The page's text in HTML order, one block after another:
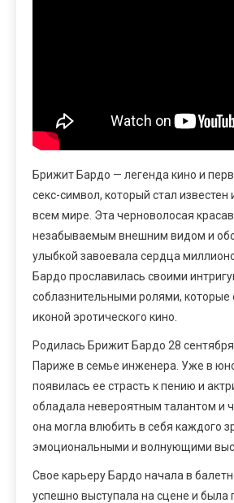
Брижит Бардо — легенда кино и
секс-символ, который стал известен
всем мире. Эта черноволосая
незабываемым внешним видом и
улыбкой завоевала сердца
Бардо прославилась своими
соблазнительными ролями, которые
иконой эротического кино.
Родилась Брижит Бардо 28
Париже в семье инженера. Уже в
появилась ее страсть к пению и
обладала невероятным талантом и
она могла влюбить в себя каждого
эмоциональными и волнующими
Свое карьеру Бардо начала в
успешно выступала на сцене и была